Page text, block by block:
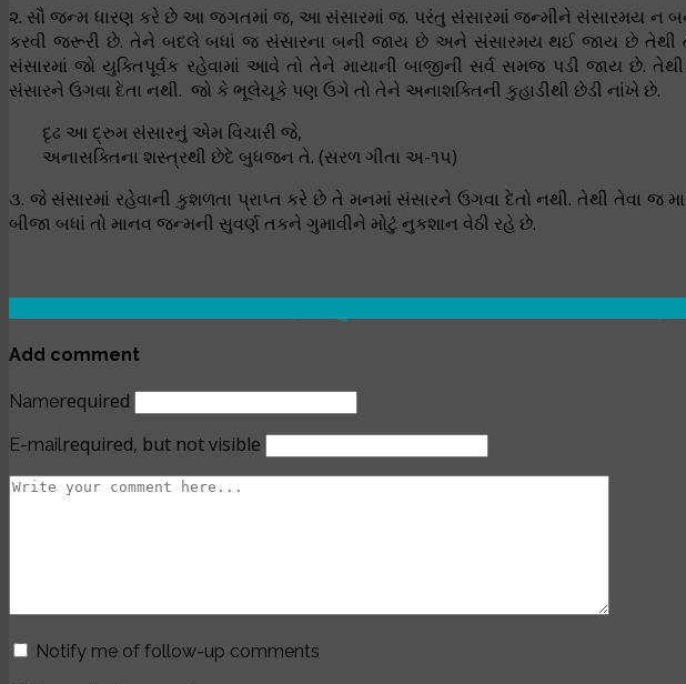
૨. સૌ જન્મ ધારણ કરે છે આ જગતમાં જ, આ સંસારમાં જ. પરંતુ સંસારમાં જન્મીને સંસારમય ન બની
કરવી જરૂરી છે. તેને બદલે બધાં જ સંસારના બની જાય છે અને સંસારમય થઈ જાય છે
સંસારમાં જો યુક્તિપૂર્વક રહેવામાં આવે તો તેને માયાની બાજીની સર્વ સમજ પડી જાય છે.
સંસારને ઉગવા દેતા નથી. જો કે ભૂલેચૂકે પણ ઉગે તો તેને અનાશક્તિની કુહાડીથી છેડી નાંખે છે.
દૃઢ આ દ્રુમ સંસારનું એમ વિચારી જે,
અનાસક્તિના શસ્ત્રથી છેદે બુધજન તે. (સરળ ગીતા અ-૧૫)
૩. જે સંસારમાં રહેવાની કુશળતા પ્રાપ્ત કરે છે તે મનમાં સંસારને ઉગવા દેતો નથી. તેથી તેવા જ
બીજા બધાં તો માનવ જન્મની સુવર્ણ તકને ગુમાવીને મોટું નુકશાન વેઠી રહે છે.
Add comment
Namerequired
E-mailrequired, but not visible
Notify me of follow-up comments